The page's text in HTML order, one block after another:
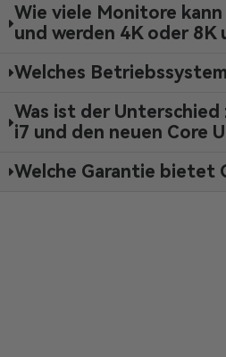
Wie viele Monitore kann
und werden 4K oder
Welches
Was ist der Unterschied
i7 und den neuen Core
Welche Garantie bietet